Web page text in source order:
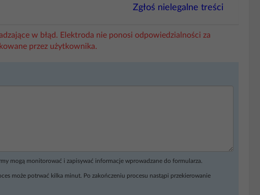
Zgłoś nielegalne treści
w błąd. Elektroda nie ponosi odpowiedzialności za
przez użytkownika.
mogą monitorować i zapisywać informacje wprowadzane do formularza.
może potrwać kilka minut. Po zakończeniu procesu nastąpi przekierowanie